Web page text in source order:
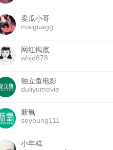
卖瓜小哥
maiguagg
网红揭底
whjd878
独立鱼电影
duliyumovie
新氧
soyoung111
小年糕